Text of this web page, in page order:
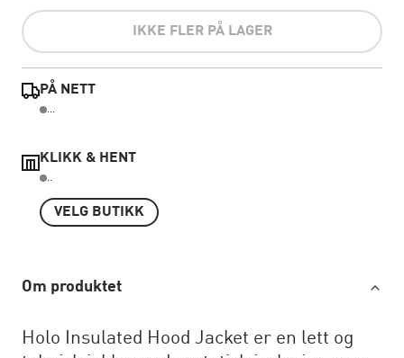
IKKE FLER PÅ LAGER
PÅ NETT
...
KLIKK & HENT
..
VELG BUTIKK
Om produktet
Holo Insulated Hood Jacket er en lett og